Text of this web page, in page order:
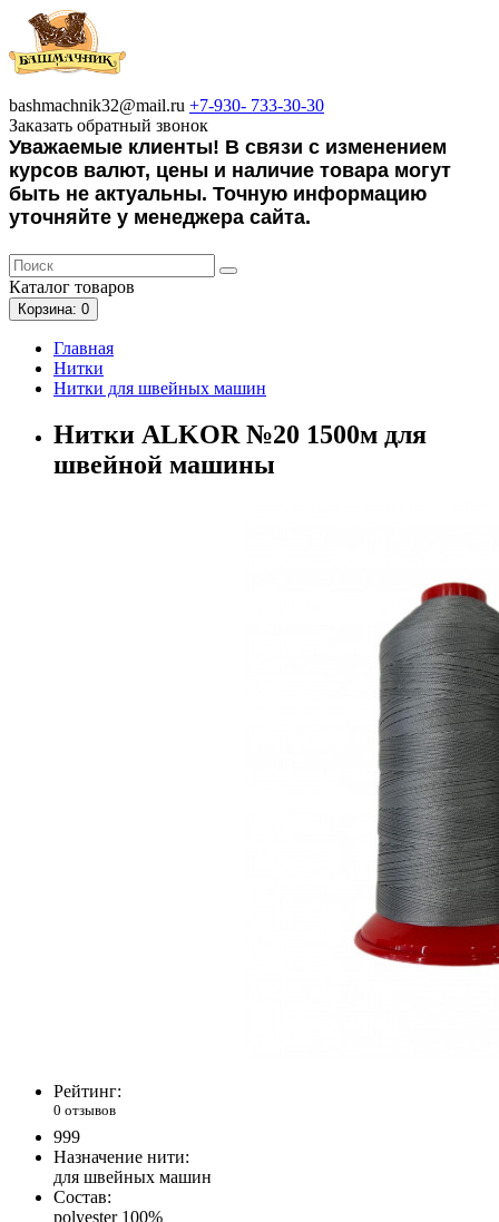
bashmachnik32@mail.ru +7-930- 733-30-30
Заказать обратный звонок
Уважаемые клиенты! В связи с изменением
курсов валют, цены и наличие товара могут
быть не актуальны. Точную информацию
уточняйте у менеджера сайта.
Каталог товаров
Корзина: 0
Главная
Нитки
Нитки для швейных машин
Нитки ALKOR №20 1500м для
швейной машины
Рейтинг:
0 отзывов
999
Назначение нити:
для швейных машин
Состав:
polyester 100%